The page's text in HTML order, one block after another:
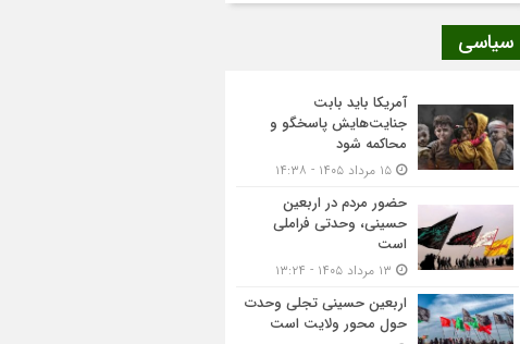
سیاسی
آمریکا باید بابت
جنایت‌هایش پاسخگو و
محاکمه شود
حضور مردم در اربعین
حسینی، وحدتی فراملی
است
اربعین حسینی تجلی وحدت
حول محور ولایت است